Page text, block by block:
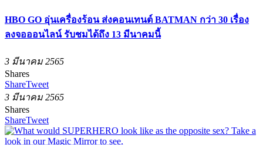
HBO GO อุ่นเครื่องร้อน ส่งคอนเทนต์ BATMAN กว่า 30 เรื่อง
ลงจอออนไลน์ รับชมได้ถึง 13 มีนาคมนี้
3 มีนาคม 2565
Shares
ShareTweet
3 มีนาคม 2565
Shares
ShareTweet